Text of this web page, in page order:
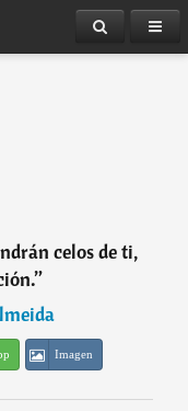
celos de ti,
”
Imagen